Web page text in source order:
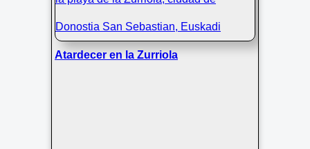
Atardecer en la Zurriola